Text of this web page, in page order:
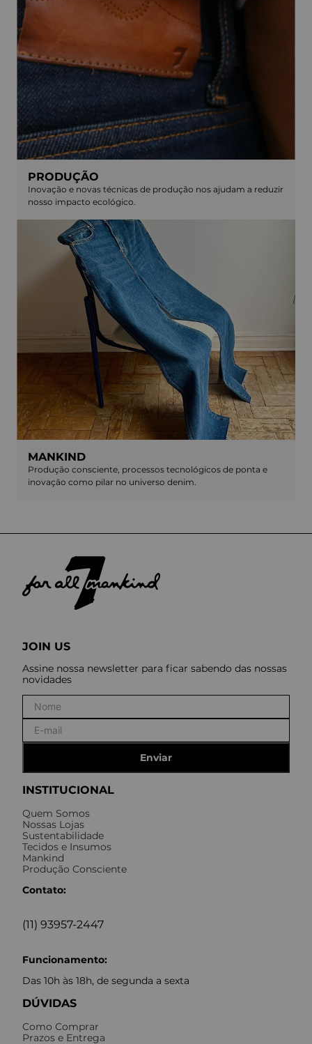
PRODUÇÃO
Inovação e novas técnicas de produção nos ajudam a reduzir
nosso impacto ecológico.
MANKIND
Produção consciente, processos tecnológicos de ponta e
inovação como pilar no universo denim.
INSTITUCIONAL
Quem Somos
Nossas Lojas
Sustentabilidade
Tecidos e Insumos
Mankind
Produção Consciente
Contato:
(11) 93957-2447
Funcionamento:
Das 10h às 18h, de segunda a sexta
DÚVIDAS
Como Comprar
Prazos e Entrega
JOIN US
Assine nossa newsletter para ficar sabendo das nossas
novidades
Enviar